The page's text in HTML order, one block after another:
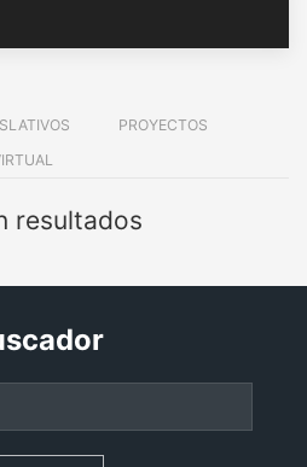
PROYECTOS
resultados